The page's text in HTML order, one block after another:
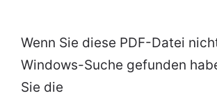
Wenn Sie diese PDF-Datei
Windows-Suche gefunden
Sie die